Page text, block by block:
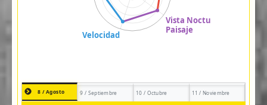
8 / Agosto 9 / Septiembre 10 / Octubre 11 / Noviembre